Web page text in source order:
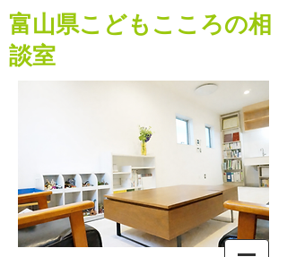
​富山県こどもこころの相
談室